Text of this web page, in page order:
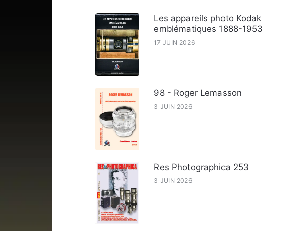
Les appareils photo Kodak
emblématiques 1888-1953
17 JUIN 2026
98 - Roger Lemasson
3 JUIN 2026
Res Photographica 253
3 JUIN 2026